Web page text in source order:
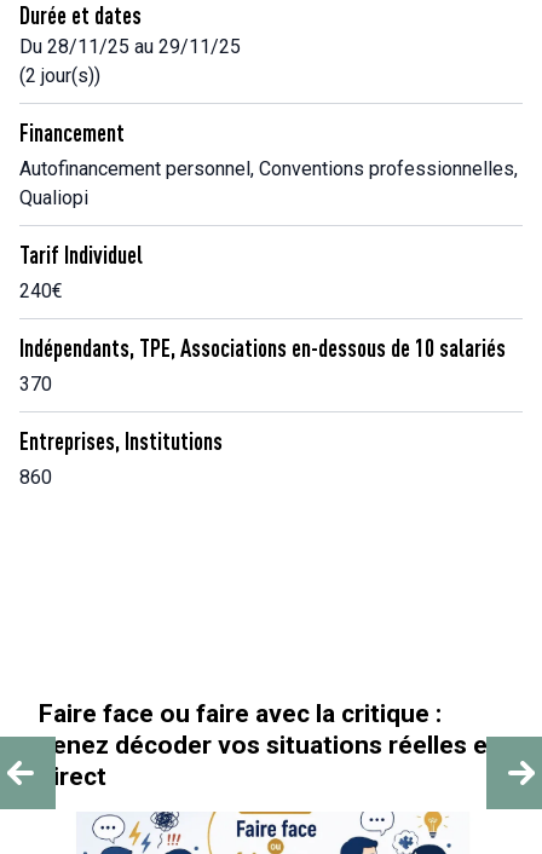
Durée et dates
Du 28/11/25 au 29/11/25
(2 jour(s))
Financement
Autofinancement personnel, Conventions professionnelles,
Qualiopi
Tarif Individuel
240€
Indépendants, TPE, Associations en-dessous de 10 salariés
370
Entreprises, Institutions
860
Faire face ou faire avec la critique :
venez décoder vos situations réelles en
direct